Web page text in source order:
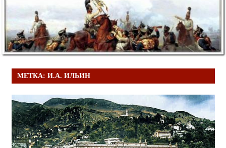
МЕТКА: И.А. ИЛЬИН